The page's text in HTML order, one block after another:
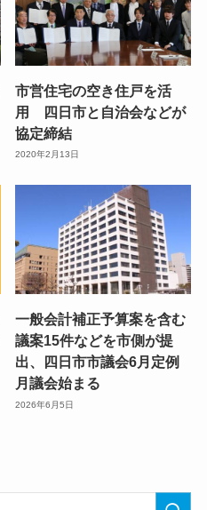
市営住宅の空き住戸を活
用 四日市と自治会などが
協定締結
2020年2月13日
一般会計補正予算案を含む
議案15件などを市側が提
出、四日市市議会6月定例
月議会始まる
2026年6月5日